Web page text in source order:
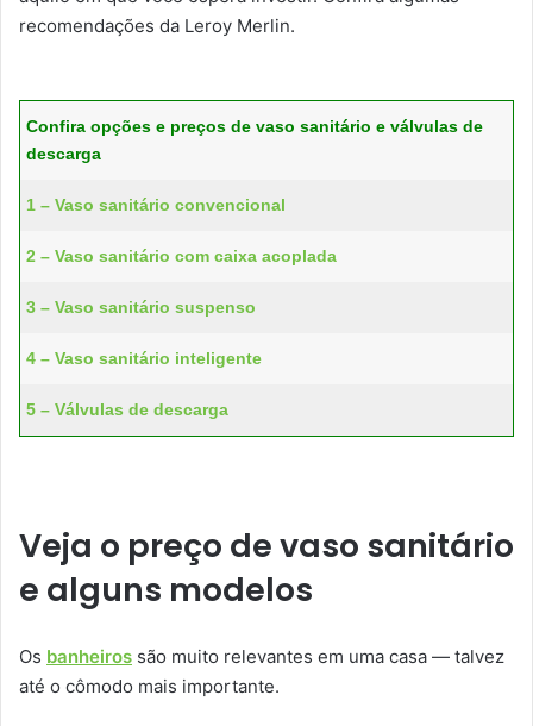
recomendações da Leroy Merlin.
Confira opções e preços de vaso sanitário e válvulas de
descarga
1 – Vaso sanitário convencional
2 – Vaso sanitário com caixa acoplada
3 – Vaso sanitário suspenso
4 – Vaso sanitário inteligente
5 – Válvulas de descarga
Veja o preço de vaso sanitário
e alguns modelos
Os banheiros são muito relevantes em uma casa — talvez
até o cômodo mais importante.